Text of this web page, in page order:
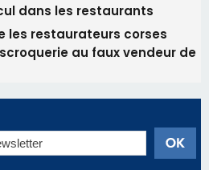
Miss Corse 2026
aux premières loges
pas avant 2081
Latino évacué en urgence